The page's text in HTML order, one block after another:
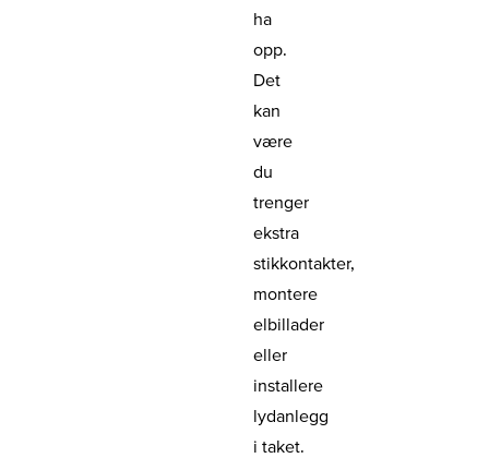
ha
opp.
Det
kan
være
du
trenger
ekstra
stikkontakter,
montere
elbillader
eller
installere
lydanlegg
i taket.